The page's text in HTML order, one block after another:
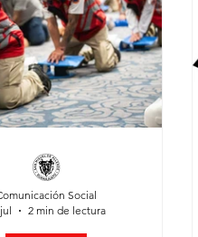
Sociedad
Social
2 min de lectura